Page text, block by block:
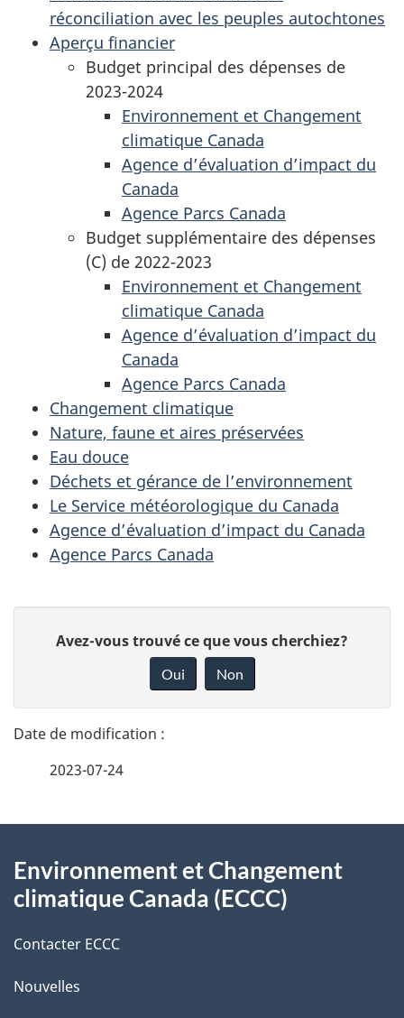
réconciliation avec les peuples autochtones
Aperçu financier
Budget principal des dépenses de
2023-2024
Environnement et Changement
climatique Canada
Agence d’évaluation d’impact du
Canada
Agence Parcs Canada
Budget supplémentaire des dépenses
(C) de 2022-2023
Environnement et Changement
climatique Canada
Agence d’évaluation d’impact du
Canada
Agence Parcs Canada
Changement climatique
Nature, faune et aires préservées
Eau douce
Déchets et gérance de l’environnement
Le Service météorologique du Canada
Agence d’évaluation d’impact du Canada
Agence Parcs Canada
t
a
l
s
d
e
l
n
o
t
r
r
t
Avez-vous trouvé ce que vous cherchiez?
Oui Non
2023-07-24
propos
de
ce
site
Environnement et Changement
climatique Canada (ECCC)
Contacter ECCC
Nouvelles